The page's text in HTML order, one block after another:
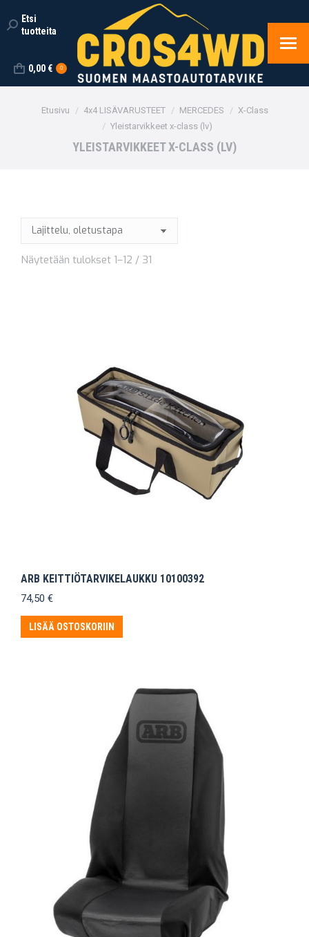
Search:
Etsi
tuotteita
0,00 € 0
You are here:
Etusivu 4x4 LISÄVARUSTEET MERCEDES
X-Class
Yleistarvikkeet x-class (lv)
YLEISTARVIKKEET X-CLASS (LV)
Näytetään tulokset 1–12 / 31
ARB KEITTIÖTARVIKELAUKKU 10100392
74,50 €
LISÄÄ OSTOSKORIIN